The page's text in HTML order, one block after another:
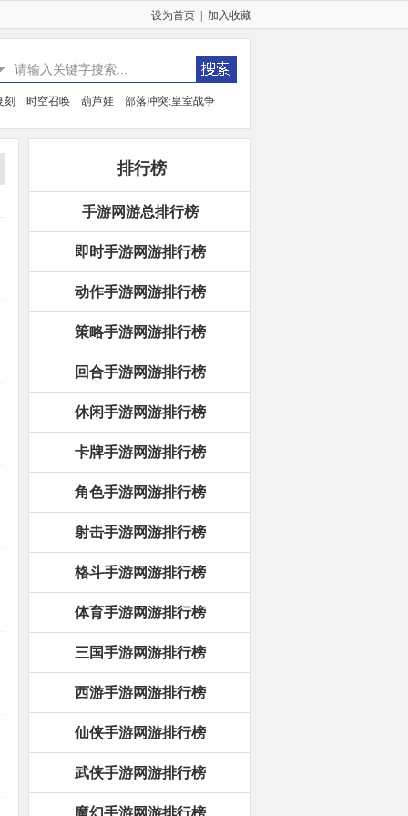
设为首页 加入收藏
刻 时空召唤 葫芦娃 部落冲突:皇室战争
排行榜
手游网游总排行榜
即时手游网游排行榜
动作手游网游排行榜
策略手游网游排行榜
回合手游网游排行榜
休闲手游网游排行榜
卡牌手游网游排行榜
角色手游网游排行榜
射击手游网游排行榜
格斗手游网游排行榜
体育手游网游排行榜
三国手游网游排行榜
西游手游网游排行榜
仙侠手游网游排行榜
武侠手游网游排行榜
魔幻手游网游排行榜